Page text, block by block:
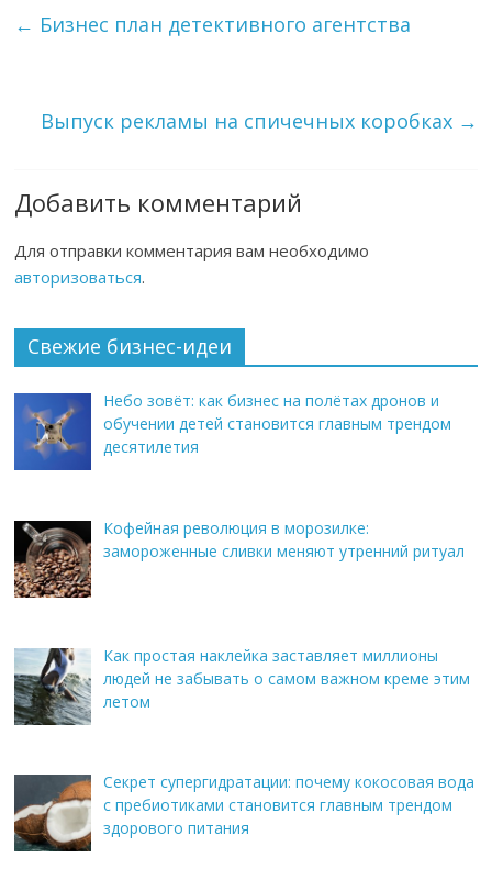
← Бизнес план детективного агентства
Выпуск рекламы на спичечных коробках →
Добавить комментарий
Для отправки комментария вам необходимо
авторизоваться.
Свежие бизнес-идеи
Небо зовёт: как бизнес на полётах дронов и
обучении детей становится главным трендом
десятилетия
Кофейная революция в морозилке:
замороженные сливки меняют утренний ритуал
Как простая наклейка заставляет миллионы
людей не забывать о самом важном креме этим
летом
Секрет супергидратации: почему кокосовая вода
с пребиотиками становится главным трендом
здорового питания